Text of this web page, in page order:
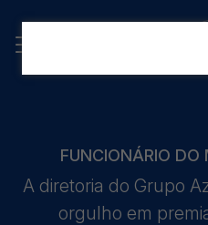
FUNCIONÁRIO DO
A diretoria do Grupo
orgulho em